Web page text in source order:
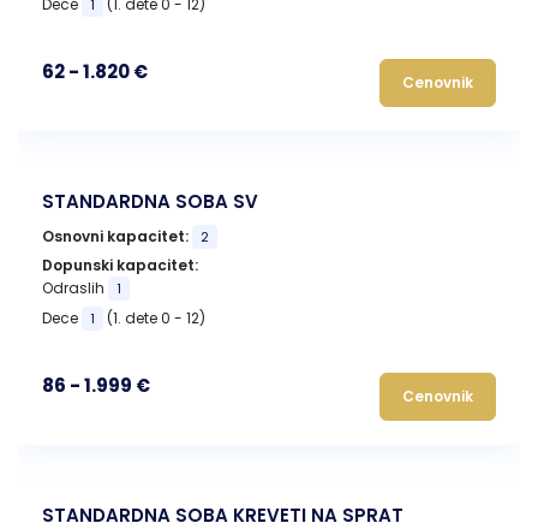
Dece 1 (1. dete 0 - 12)
62 - 1.820 € Cenovnik
STANDARDNA SOBA SV
Osnovni kapacitet: 2
Dopunski kapacitet:
Odraslih
1
Dece 1 (1. dete 0 - 12)
86 - 1.999 € Cenovnik
STANDARDNA SOBA KREVETI NA SPRAT